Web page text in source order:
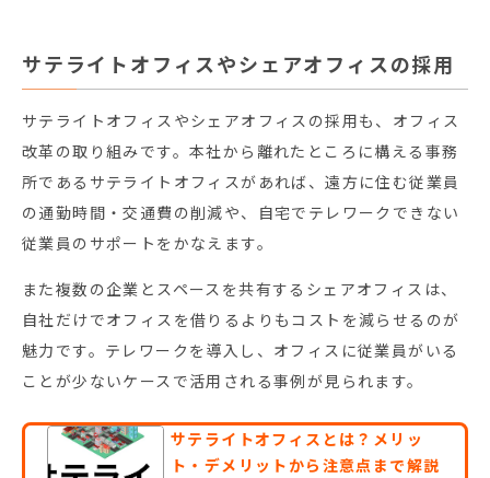
サテライトオフィスやシェアオフィスの採用
サテライトオフィスやシェアオフィスの採用も、オフィス
改革の取り組みです。本社から離れたところに構える事務
所であるサテライトオフィスがあれば、遠方に住む従業員
の通勤時間・交通費の削減や、自宅でテレワークできない
従業員のサポートをかなえます。
また複数の企業とスペースを共有するシェアオフィスは、
自社だけでオフィスを借りるよりもコストを減らせるのが
魅力です。テレワークを導入し、オフィスに従業員がいる
ことが少ないケースで活用される事例が見られます。
サテライトオフィスとは？メリッ
ト・デメリットから注意点まで解説